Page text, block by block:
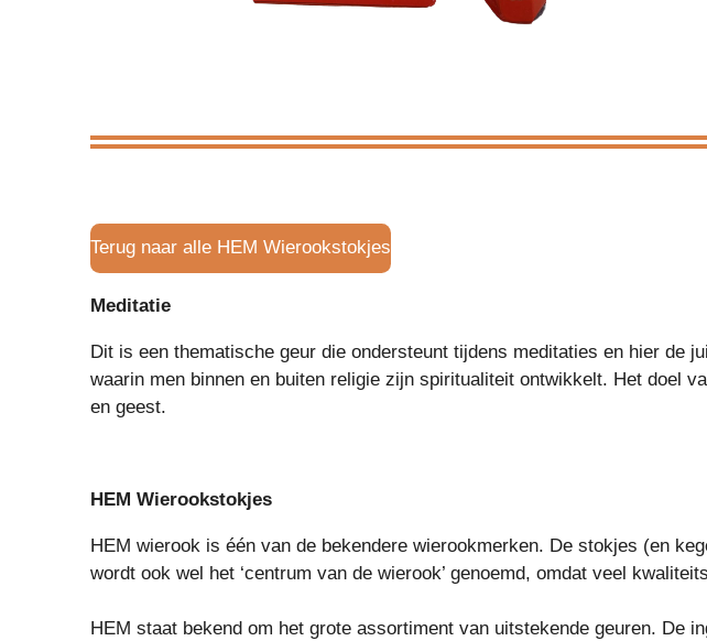
Terug naar alle HEM Wierookstokjes
Meditatie
Dit is een thematische geur die ondersteunt tijdens meditaties en hier
waarin men binnen en buiten religie zijn spiritualiteit ontwikkelt. Het doel
en geest.
HEM Wierookstokjes
HEM wierook is één van de bekendere wierookmerken. De stokjes (en
wordt ook wel het ‘centrum van de wierook’ genoemd, omdat veel
HEM staat bekend om het grote assortiment van uitstekende geuren. De